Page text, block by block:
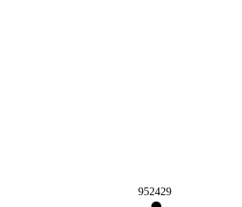
952429